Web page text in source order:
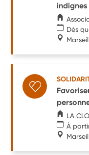
indignes
Dès
LA
À